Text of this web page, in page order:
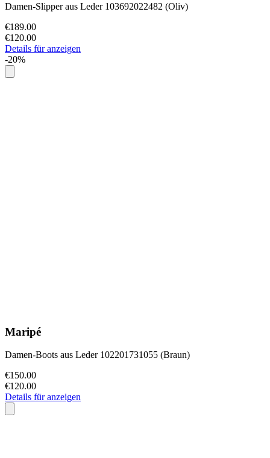
Damen-Slipper aus Leder 103692022482 (Oliv)
€189.00
€120.00
Details für anzeigen
-20%
Maripé
Damen-Boots aus Leder 102201731055 (Braun)
€150.00
€120.00
Details für anzeigen